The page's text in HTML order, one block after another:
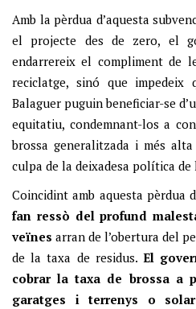
Amb la pèrdua d’aquesta
el projecte des de zero, el
endarrereix el compliment de
reciclatge, sinó que
Balaguer puguin beneficiar-se
equitatiu, condemnant-los a
brossa generalitzada i més
culpa de la deixadesa política de
Coincidint amb aquesta pèrdua
fan ressò del profund
veïnes arran de l’obertura del
de la taxa de residus.El
cobrar la taxa de brossa a
garatges i terrenys o